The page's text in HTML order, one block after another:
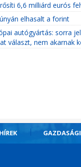
6,6 milliárd eurós
elhasalt a forint
autógyártás: sorra
választ, nem akarnak